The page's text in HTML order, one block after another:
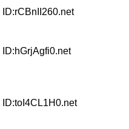
ID:rCBnII260.net
ID:hGrjAgfi0.net
ID:toI4CL1H0.net